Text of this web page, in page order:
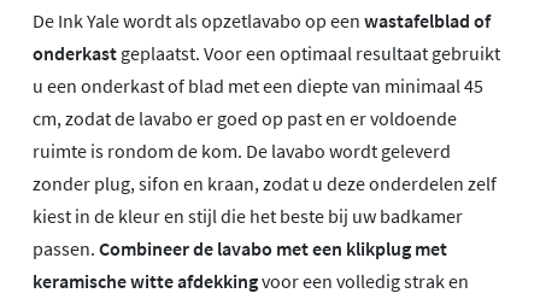
De Ink Yale wordt als opzetlavabo op een wastafelblad of
onderkast geplaatst. Voor een optimaal resultaat gebruikt
u een onderkast of blad met een diepte van minimaal 45
cm, zodat de lavabo er goed op past en er voldoende
ruimte is rondom de kom. De lavabo wordt geleverd
zonder plug, sifon en kraan, zodat u deze onderdelen zelf
kiest in de kleur en stijl die het beste bij uw badkamer
passen. Combineer de lavabo met een klikplug met
keramische witte afdekkingvoor een volledig strak en